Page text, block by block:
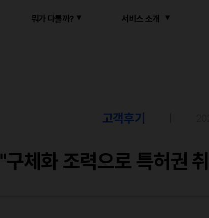
뭐가 다를까? 서비스 소개
고객후기
"구체화 조력으로 특허권